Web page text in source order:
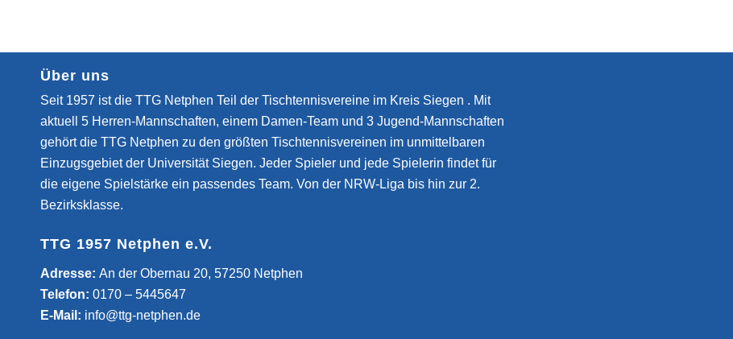
Über uns
Seit 1957 ist die TTG Netphen Teil der Tischtennisvereine im Kreis Siegen . Mit
aktuell 5 Herren-Mannschaften, einem Damen-Team und 3 Jugend-Mannschaften
gehört die TTG Netphen zu den größten Tischtennisvereinen im unmittelbaren
Einzugsgebiet der Universität Siegen. Jeder Spieler und jede Spielerin findet für
die eigene Spielstärke ein passendes Team. Von der NRW-Liga bis hin zur 2.
Bezirksklasse.
TTG 1957 Netphen e.V.
­Adresse: An der Obernau 20, 57250 Netphen
Telefon: 0170 – 5445647
E-Mail: info@ttg-netphen.de